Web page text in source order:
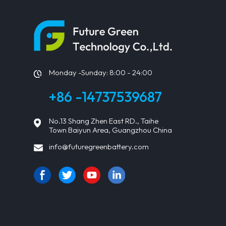
Monday -Sunday: 8:00 - 24:00
+86 -14737539687
No.13 Shang Zhen East RD., Taihe
Town Baiyun Area, Guangzhou China
info@futuregreenbattery.com